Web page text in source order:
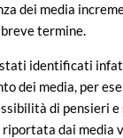
dei media
breve termine.
identificati
dei media, per
di pensieri
riportata dai media